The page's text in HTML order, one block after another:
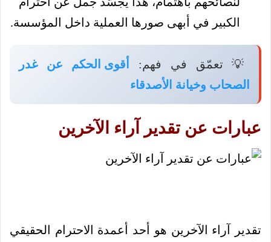
الكبير في أبهى صورها العملية داخل المؤسسة.
💡 تعمّق في فهم:
أقوى الحكم عن غدر
الصحاب وخيانة الأصدقاء
عبارات عن تقدير آراء الآخرين
تقدير آراء الآخرين هو أحد أعمدة الاحترام الحقيقي